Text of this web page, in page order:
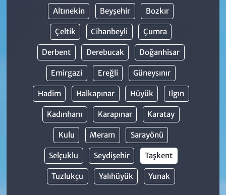
Altınekin Beyşehir Bozkır
Çeltik Cihanbeyli Çumra
Derbent Derebucak Doğanhisar
Emirgazi Ereğli Güneysınır
Hadim Halkapınar Hüyük Ilgın
Kadınhanı Karapınar Karatay
Kulu Meram Sarayönü
Selçuklu Seydişehir Taşkent
Tuzlukçu Yalıhüyük Yunak